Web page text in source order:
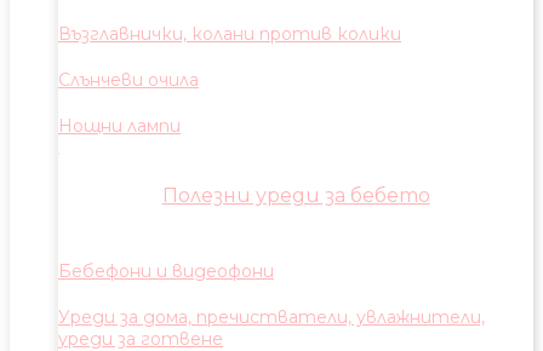
Възглавнички, колани против колики
Слънчеви очила
Нощни лампи
Полезни уреди за бебето
Бебефони и видеофони
Уреди за дома, пречистватели, увлажнители,
уреди за готвене